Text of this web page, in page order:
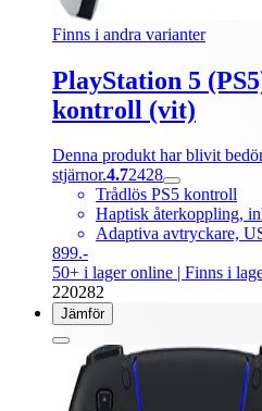
Finns i andra varianter
PlayStation 5
kontroll (vit)
Denna produkt har blivit
stjärnor.4.72428
Trådlös PS5 kontroll
Haptisk återkoppling,
Adaptiva avtryckare,
899.-
50+ i lager online | Finns i
220282
Jämför